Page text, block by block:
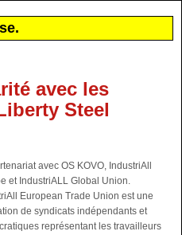
avec les
Steel
avec OS KOVO, IndustriAll
et IndustriALL Global Union.
European Trade Union est une
de syndicats indépendants et
représentant les travailleurs